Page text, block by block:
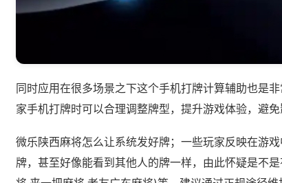
同时应用在很多场景之下这个手机打牌计算辅助也是
家手机打牌时可以合理调整牌型，提升游戏体验，避免
微乐陕西麻将怎么让系统发好牌；一些玩家反映在游
牌，甚至好像能看到其他人的牌一样，由此怀疑是不